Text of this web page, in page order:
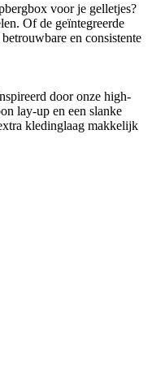
voor je gelletjes?
Of de geïntegreerde
en consistente
door onze high-
lay-up en een slanke
kledinglaag makkelijk